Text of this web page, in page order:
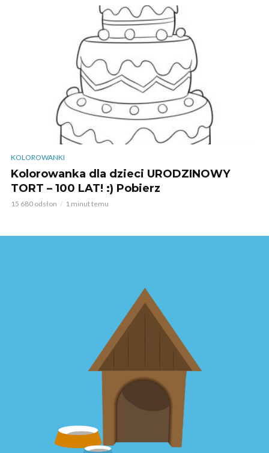
KOLOROWANKI
Kolorowanka dla dzieci URODZINOWY
TORT – 100 LAT! :) Pobierz
15 680 odsłon 1 minut temu